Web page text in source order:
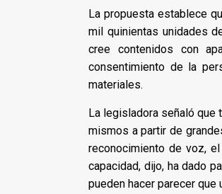
La propuesta establece
mil quinientas unidades
cree contenidos con
consentimiento de la
materiales.
La legisladora señaló
mismos a partir de
reconocimiento de voz,
capacidad, dijo, ha dado
pueden hacer parecer que